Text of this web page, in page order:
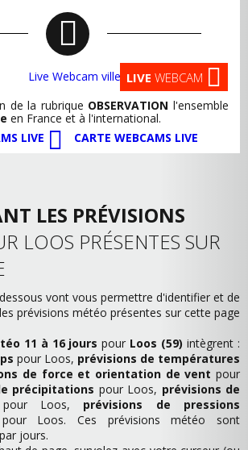
LIVE WEBCAM
de la rubrique OBSERVATION l'ensemble
en France et à l'international.
LIVE
CARTE WEBCAMS LIVE
LES PRÉVISIONS
LOOS PRÉSENTES SUR
vont vous permettre d'identifier et de
prévisions météo présentes sur cette page
11 à 16 jours pour Loos (59) intègrent :
pour Loos, prévisions de températures
de force et orientation de vent pour
précipitations pour Loos, prévisions de
Loos, prévisions de pressions
Loos. Ces prévisions météo sont
jours.